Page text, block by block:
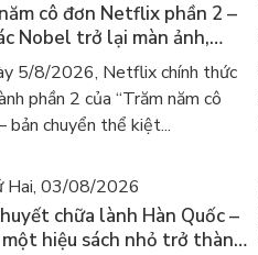
cô đơn Netflix phần 2 –
Nobel trở lại màn ảnh,
tìm đọc lại García
5/8/2026, Netflix chính thức
phần 2 của “Trăm năm cô
bản chuyển thể kiệt...
Hai, 03/08/2026
chữa lành Hàn Quốc –
hiệu sách nhỏ trở thành